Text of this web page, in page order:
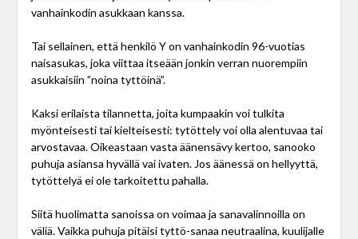
vanhainkodin asukkaan kanssa.
Tai sellainen, että henkilö Y on vanhainkodin 96-vuotias
naisasukas, joka viittaa itseään jonkin verran nuorempiin
asukkaisiin ”noina tyttöinä”.
Kaksi erilaista tilannetta, joita kumpaakin voi tulkita
myönteisesti tai kielteisesti: tytöttely voi olla alentuvaa tai
arvostavaa. Oikeastaan vasta äänensävy kertoo, sanooko
puhuja asiansa hyvällä vai ivaten. Jos äänessä on hellyyttä,
tytöttelyä ei ole tarkoitettu pahalla.
Siitä huolimatta sanoissa on voimaa ja sanavalinnoilla on
väliä. Vaikka puhuja pitäisi tyttö-sanaa neutraalina, kuulijalle